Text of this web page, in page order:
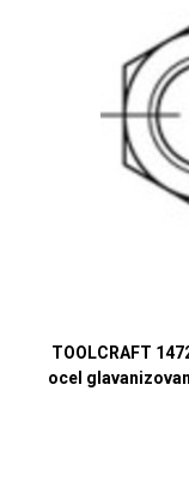
TOOLCRAFT
ocel